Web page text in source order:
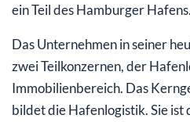
ein Teil des Hamburger Hafens.
Das Unternehmen in seiner
zwei Teilkonzernen, der
Immobilienbereich. Das
bildet die Hafenlogistik. Sie